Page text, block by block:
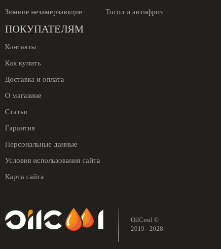
Зимние незамерзающие Тосол и антифриз
ПОКУПАТЕЛЯМ
Контакты
Как купить
Доставка и оплата
О магазине
Статьи
Гарантия
Персональные данные
Условия использования сайта
Карта сайта
OilCool ©
2019 - 2028